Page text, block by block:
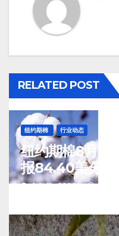
RELATED POST
纽约期棉 行业动态
纽约期棉8月7日
报84.40美分/磅
J 8 月, 2026 TENG